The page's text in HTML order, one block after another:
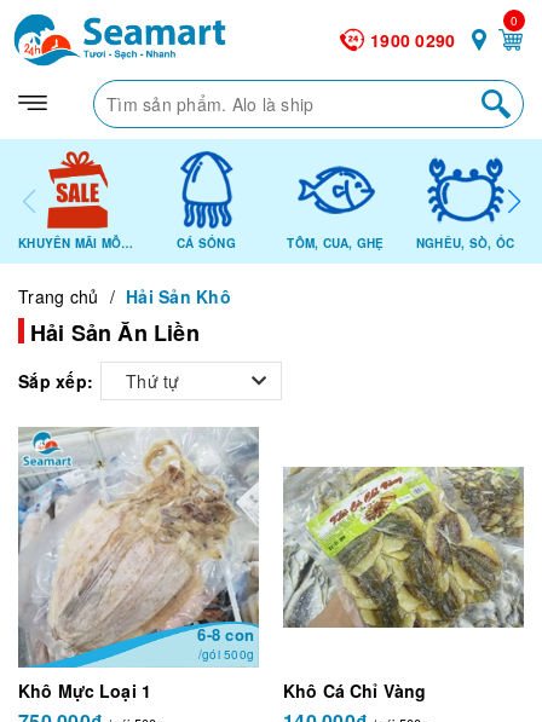
1900 0290
0
KHUYẾN MÃI MỖI NGÀY CÁ SỐNG TÔM, CUA, GHẸ NGHÊU, SÒ, ỐC
Trang chủ / Hải Sản Khô
Hải Sản Ăn Liền
Sắp xếp: Thứ tự
6-8 con
/gói 500g
Khô Mực Loại 1 Khô Cá Chỉ Vàng